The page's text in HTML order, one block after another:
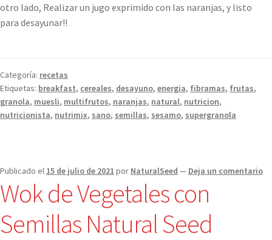
otro lado, Realizar un jugo exprimido con las naranjas, y listo
para desayunar!!
Categoría: recetas
Etiquetas: breakfast, cereales, desayuno, energia, fibramas, frutas,
granola, muesli, multifrutos, naranjas, natural, nutricion,
nutricionista, nutrimix, sano, semillas, sesamo, supergranola
Publicado el 15 de julio de 2021 por NaturalSeed — Deja un comentario
Wok de Vegetales con
Semillas Natural Seed